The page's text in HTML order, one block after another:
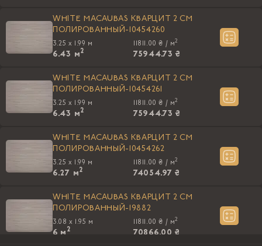
WHITE MACAUBAS КВАРЦИТ 2 СМ
ПОЛИРОВАННЫЙ-10454260
3.25 x 1.99 м
6.43 м2
11811.00 ₴ / м2
75944.73 ₴
WHITE MACAUBAS КВАРЦИТ 2 СМ
ПОЛИРОВАННЫЙ-10454261
3.25 x 1.99 м
6.43 м2
11811.00 ₴ / м2
75944.73 ₴
WHITE MACAUBAS КВАРЦИТ 2 СМ
ПОЛИРОВАННЫЙ-10454262
3.25 x 1.99 м
6.27 м2
11811.00 ₴ / м2
74054.97 ₴
WHITE MACAUBAS КВАРЦИТ 2 СМ
ПОЛИРОВАННЫЙ-19882
3.08 x 1.95 м
6 м 2
11811.00 ₴ / м2
70866.00 ₴